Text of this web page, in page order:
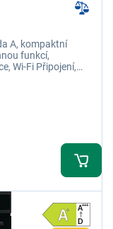
A, kompaktní
funkcí,
Wi-Fi Připojení,